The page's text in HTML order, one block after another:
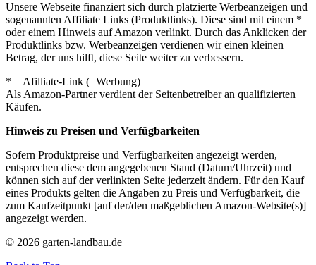
Unsere Webseite finanziert sich durch platzierte Werbeanzeigen und
sogenannten Affiliate Links (Produktlinks). Diese sind mit einem *
oder einem Hinweis auf Amazon verlinkt. Durch das Anklicken der
Produktlinks bzw. Werbeanzeigen verdienen wir einen kleinen
Betrag, der uns hilft, diese Seite weiter zu verbessern.
* = Afilliate-Link (=Werbung)
Als Amazon-Partner verdient der Seitenbetreiber an qualifizierten
Käufen.
Hinweis zu Preisen und Verfügbarkeiten
Sofern Produktpreise und Verfügbarkeiten angezeigt werden,
entsprechen diese dem angegebenen Stand (Datum/Uhrzeit) und
können sich auf der verlinkten Seite jederzeit ändern. Für den Kauf
eines Produkts gelten die Angaben zu Preis und Verfügbarkeit, die
zum Kaufzeitpunkt [auf der/den maßgeblichen Amazon-Website(s)]
angezeigt werden.
© 2026 garten-landbau.de